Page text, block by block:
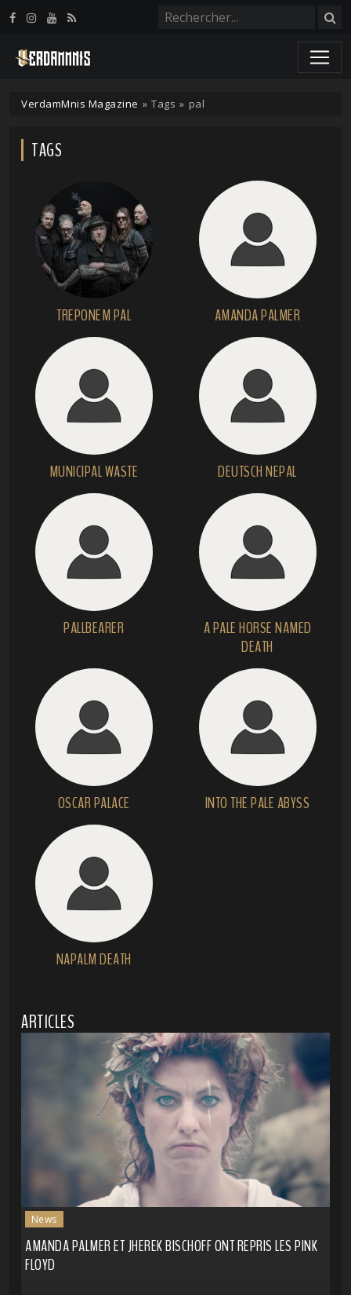
VerdamMnis Magazine » Tags » pal
TAGS
TREPONEM PAL AMANDA PALMER
MUNICIPAL WASTE DEUTSCH NEPAL
PALLBEARER
A PALE HORSE NAMED
DEATH
OSCAR PALACE INTO THE PALE ABYSS
NAPALM DEATH
ARTICLES
News
AMANDA PALMER ET JHEREK BISCHOFF ONT REPRIS LES PINK
FLOYD
Panneau de gestion des cookies